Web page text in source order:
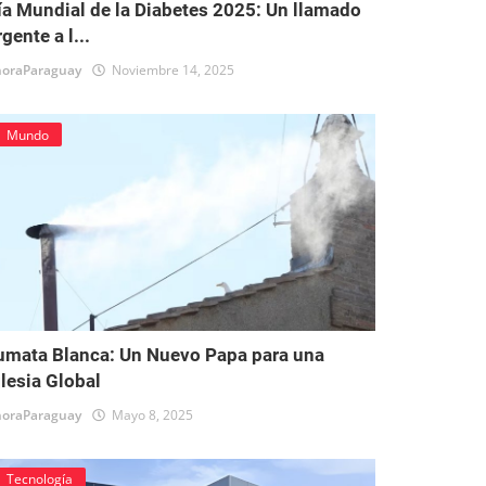
Mundial de la Diabetes 2025: Un llamado
a l...
Noviembre 14, 2025
Mundo
Blanca: Un Nuevo Papa para una
Global
Mayo 8, 2025
Tecnología